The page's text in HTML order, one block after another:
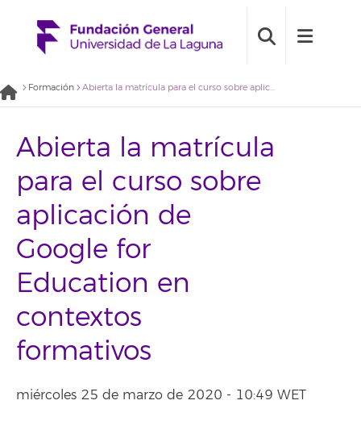
Formación Abierta la matrícula para el curso sobre aplicación de Google for Education en contextos formativos
Abierta la matrícula
para el curso sobre
aplicación de
Google for
Education en
contextos
formativos
miércoles 25 de marzo de 2020 - 10:49 WET